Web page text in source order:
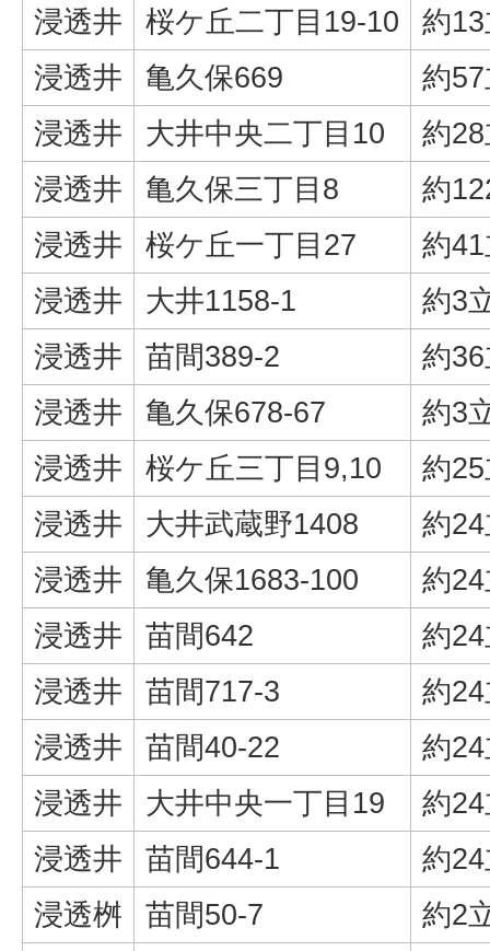
浸透井 桜ケ丘二丁目19-10
約
浸透井
亀久保669
約
浸透井
大井中央二丁目10
約
浸透井
亀久保三丁目8
約
浸透井
桜ケ丘一丁目27
約
浸透井
大井1158-1
約3
浸透井
苗間389-2
約
浸透井
亀久保678-67
約3
浸透井
桜ケ丘三丁目9,10
約
浸透井
大井武蔵野1408
約
浸透井
亀久保1683-100
約
浸透井
苗間642
約
浸透井
苗間717-3
約
浸透井
苗間40-22
約
浸透井
大井中央一丁目19
約
浸透井
苗間644-1
約
浸透桝
苗間50-7
約2